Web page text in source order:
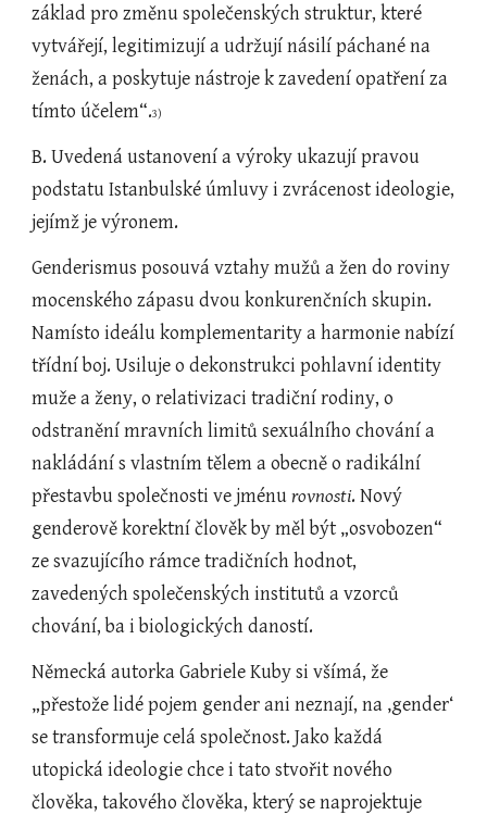
základ pro změnu společenských struktur, které
vytvářejí, legitimizují a udržují násilí páchané na
ženách, a poskytuje nástroje k zavedení opatření za
tímto účelem“.3)
B. Uvedená ustanovení a výroky ukazují pravou
podstatu Istanbulské úmluvy i zvrácenost ideologie,
jejímž je výronem.
Genderismus posouvá vztahy mužů a žen do roviny
mocenského zápasu dvou konkurenčních skupin.
Namísto ideálu komplementarity a harmonie nabízí
třídní boj. Usiluje o dekonstrukci pohlavní identity
muže a ženy, o relativizaci tradiční rodiny, o
odstranění mravních limitů sexuálního chování a
nakládání s vlastním tělem a obecně o radikální
přestavbu společnosti ve jménu rovnosti. Nový
genderově korektní člověk by měl být „osvobozen“
ze svazujícího rámce tradičních hodnot,
zavedených společenských institutů a vzorců
chování, ba i biologických daností.
Německá autorka Gabriele Kuby si všímá, že
„přestože lidé pojem gender ani neznají, na ‚gender‘
se transformuje celá společnost. Jako každá
utopická ideologie chce i tato stvořit nového
člověka, takového člověka, který se naprojektuje